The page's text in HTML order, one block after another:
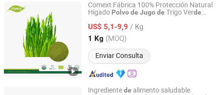
Comext Fábrica 100% Protección Natural
Hígado Polvode Jugode Trigo Verde
US$ 5,1-9,9 / Kg
1 Kg (MOQ)
Enviar Consulta
Changsha Comext Biotech Co., Ltd.
Hunan, China Desde 2023
Ingredientede alimento saludable